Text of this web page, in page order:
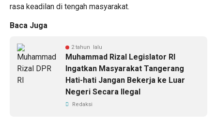
rasa keadilan di tengah masyarakat.
Baca Juga
2 tahun lalu
Muhammad Rizal Legislator RI
Ingatkan Masyarakat Tangerang
Hati-hati Jangan Bekerja ke Luar
Negeri Secara Ilegal
Redaksi